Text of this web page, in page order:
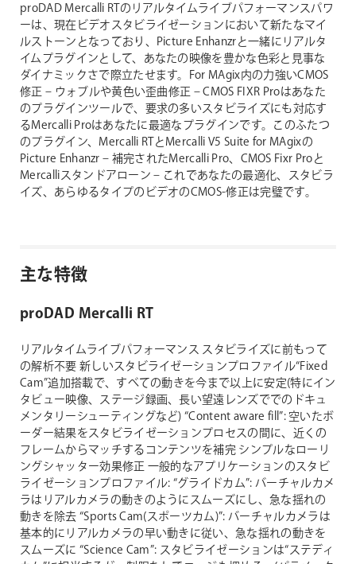
proDAD Mercalli RTのリアルタイムライブパフォーマンスパワ
ーは、現在ビデオスタビライゼーションにおいて新たなマイ
ルストーンとなっており、Picture Enhanzrと一緒にリアルタ
イムプラグインとして、あなたの映像を豊かな色彩と見事な
ダイナミックさで際立たせます。For MAgix内の力強いCMOS
修正 – ウォブルや黄色い歪曲修正 – CMOS FIXR Proはあなた
のプラグインツールで、要求の多いスタビライズにも対応す
るMercalli Proはあなたに最適なプラグインです。このふたつ
のプラグイン、Mercalli RTとMercalli V5 Suite for MAgixの
Picture Enhanzr – 補完されたMercalli Pro、CMOS Fixr Proと
Mercalliスタンドアローン – これであなたの最適化、スタビラ
イズ、あらゆるタイプのビデオのCMOS-修正は完璧です。
主な特徴
proDAD Mercalli RT
リアルタイムライブパフォーマンス スタビライズに前もって
の解析不要 新しいスタビライゼーションプロファイル“Fixed
Cam”追加搭載で、すべての動きを今まで以上に安定(特にイン
タビュー映像、ステージ録画、長い望遠レンズででのドキュ
メンタリーシューティングなど) “Content aware fill”: 空いたボ
ーダー結果をスタビライゼーションプロセスの間に、近くの
フレームからマッチするコンテンツを補完 シンプルなローリ
ングシャッター効果修正 一般的なアプリケーションのスタビ
ライゼーションプロファイル: “グライドカム”: バーチャルカメ
ラはリアルカメラの動きのようにスムーズにし、急な揺れの
動きを除去 “Sports Cam(スポーツカム)”: バーチャルカメラは
基本的にリアルカメラの早い動きに従い、急な揺れの動きを
スムーズに “Science Cam”: スタビライゼーションは“ステディ